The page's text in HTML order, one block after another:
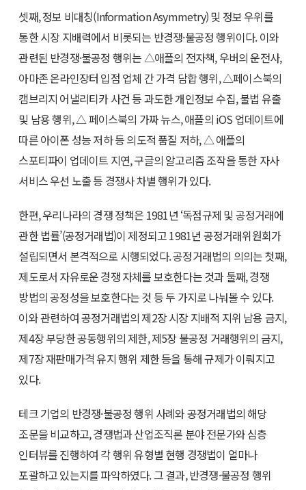
셋째, 정보 비대칭(Information Asymmetry) 및 정보 우위를
통한 시장 지배력에서 비롯되는 반경쟁·불공정 행위이다. 이와
관련된 반경쟁·불공정 행위는 △애플의 전자책, 우버의 운전사,
아마존 온라인장터 입점 업체 간 가격 담합 행위, △페이스북의
캠브리지 어낼리티카 사건 등 과도한 개인정보 수집, 불법 유출
및 남용 행위, △ 페이스북의 가짜 뉴스, 애플의 iOS 업데이트에
따른 아이폰 성능 저하 등 의도적 품질 저하, △ 애플의
스포티파이 업데이트 지연, 구글의 알고리즘 조작을 통한 자사
서비스 우선 노출 등 경쟁사 차별 행위가 있다.
한편, 우리나라의 경쟁 정책은 1981년 ‘독점규제 및 공정거래에
관한 법률’(공정거래법)이 제정되고 1981년 공정거래위원회가
설립되면서 본격적으로 시행되었다. 공정거래법의 의의는 첫째,
제도로서 자유로운 경쟁 자체를 보호한다는 것과 둘째, 경쟁
방법의 공정성을 보호한다는 것 등 두 가지로 나눠볼 수 있다.
이와 관련하여 공정거래법의 제2장 시장 지배적 지위 남용 금지,
제4장 부당한 공동행위의 제한, 제5장 불공정 거래행위의 금지,
제7장 재판매가격 유지 행위 제한 등을 통해 규제가 이뤄지고
있다.
테크 기업의 반경쟁·불공정 행위 사례와 공정거래법의 해당
조문을 비교하고, 경쟁법과 산업조직론 분야 전문가와 심층
인터뷰를 진행하여 각 행위 유형별 현행 경쟁법이 얼마나
포괄하고 있는지를 파악하였다. 그 결과, 반경쟁·불공정 행위